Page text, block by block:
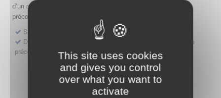
This site uses cookies
and gives you control
over what you want to
activate
d’un renouvellement, d’une modification ou d’un retrait d'accès
précoce
Sollicitation RDV pré-dépôt accès précoce pré-AMM
Déposer une demande ou faire évoluer une décision d'accès
précoce